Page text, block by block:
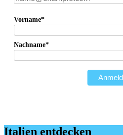
Vorname*
Nachname*
Italien entdecken